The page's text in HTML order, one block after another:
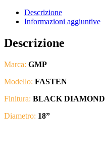
Descrizione
Informazioni aggiuntive
Descrizione
Marca: GMP
Modello: FASTEN
Finitura: BLACK DIAMOND
Diametro: 18”